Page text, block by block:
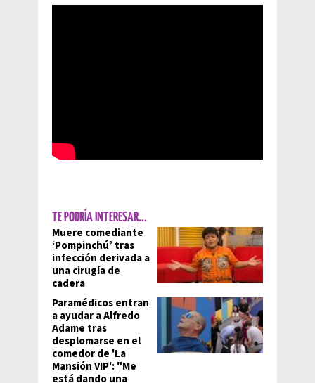
TE PODRÍA INTERESAR...
Muere comediante
‘Pompinchú’ tras
infección derivada a
una cirugía de
cadera
Paramédicos entran
a ayudar a Alfredo
Adame tras
desplomarse en el
comedor de 'La
Mansión VIP': "Me
está dando una